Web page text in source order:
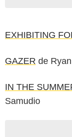
EXHIBITING
GAZER de
IN THE
Samudio